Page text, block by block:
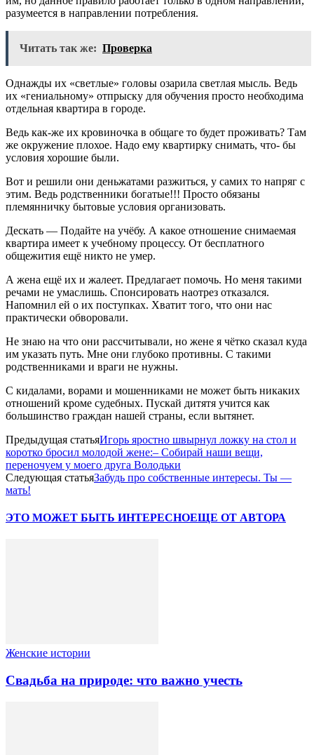
разумеется в направлении потребления.
Читать так же: Проверка
Однажды их «светлые» головы озарила светлая мысль. Ведь
их «гениальному» отпрыску для обучения просто необходима
отдельная квартира в городе.
Ведь как-же их кровиночка в общаге то будет проживать? Там
же окружение плохое. Надо ему квартирку снимать, что- бы
условия хорошие были.
Вот и решили они деньжатами разжиться, у самих то напряг с
этим. Ведь родственники богатые!!! Просто обязаны
племянничку бытовые условия организовать.
Дескать — Подайте на учёбу. А какое отношение снимаемая
квартира имеет к учебному процессу. От бесплатного
общежития ещё никто не умер.
А жена ещё их и жалеет. Предлагает помочь. Но меня такими
речами не умаслишь. Спонсировать наотрез отказался.
Напомнил ей о их поступках. Хватит того, что они нас
практически обворовали.
Не знаю на что они рассчитывали, но жене я чётко сказал куда
им указать путь. Мне они глубоко противны. С такими
родственниками и враги не нужны.
С кидалами, ворами и мошенниками не может быть никаких
отношений кроме судебных. Пускай дитятя учится как
большинство граждан нашей страны, если вытянет.
Предыдущая статьяИгорь яростно швырнул ложку на стол и
коротко бросил молодой жене:– Собирай наши вещи,
переночуем у моего друга Володьки
Следующая статьяЗабудь про собственные интересы. Ты —
мать!
ЭТО МОЖЕТ БЫТЬ ИНТЕРЕСНОЕЩЕ ОТ АВТОРА
Женские истории
Свадьба на природе: что важно учесть